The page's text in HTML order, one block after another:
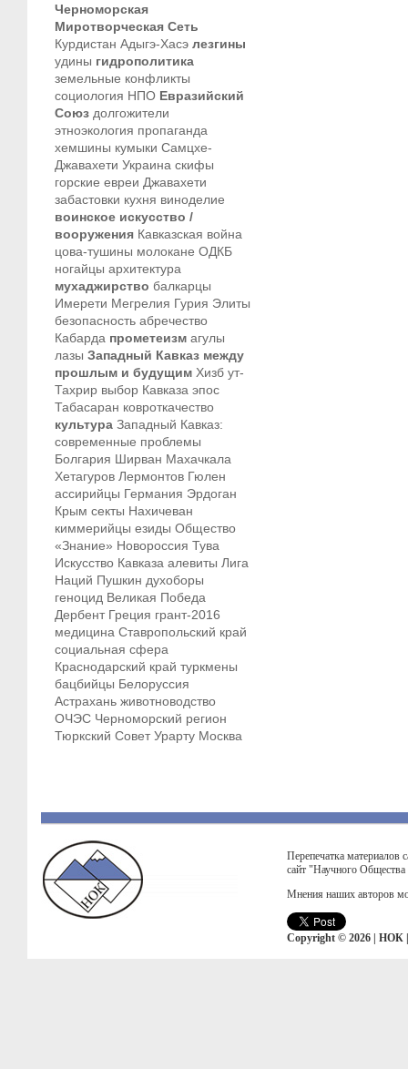
Черноморская
Миротворческая Сеть
Курдистан Адыгэ-Хасэ лезгины
удины гидрополитика
земельные конфликты
социология НПО Евразийский
Союз долгожители
этноэкология пропаганда
хемшины кумыки Самцхе-
Джавахети Украина скифы
горские евреи Джавахети
забастовки кухня виноделие
воинское искусство /
вооружения Кавказская война
цова-тушины молокане ОДКБ
ногайцы архитектура
мухаджирство балкарцы
Имерети Мегрелия Гурия Элиты
безопасность абречество
Кабарда прометеизм агулы
лазы Западный Кавказ между
прошлым и будущим Хизб ут-
Тахрир выбор Кавказа эпос
Табасаран ковроткачество
культура Западный Кавказ:
современные проблемы
Болгария Ширван Махачкала
Хетагуров Лермонтов Гюлен
ассирийцы Германия Эрдоган
Крым секты Нахичеван
киммерийцы езиды Общество
«Знание» Новороссия Тува
Искусство Кавказа алевиты Лига
Наций Пушкин духоборы
геноцид Великая Победа
Дербент Греция грант-2016
медицина Ставропольский край
социальная сфера
Краснодарский край туркмены
бацбийцы Белоруссия
Астрахань животноводство
ОЧЭС Черноморский регион
Тюркский Совет Урарту Москва
Перепечатка материалов
сайт "Научного
Мнения наших авторов
Copyright © 2026 | НОК